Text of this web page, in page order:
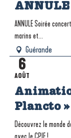
ANNULE
ANNULE Soirée
marins et...
Guérande
6
AOÛT
Plancto »
Découvrez le monde